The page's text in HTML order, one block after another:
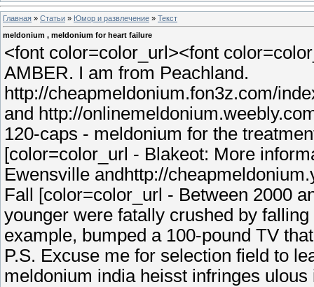
Главная » Статьи » Юмор и развлечение » Текст
meldonium , meldonium for heart failure
<font color=color_url><font
AMBER. I am from Peachland.
http://cheapmeldonium.fon3z.com/
and http://
120-caps - meldonium for the
[color=color_url - Blakeot: More
Ewensville andhttp://
Fall [color=color_url - Between 2000
younger were fatally crushed by
example, bumped a 100-pound TV
P.S. Excuse me for selection field to
meldonium india heisst infringes ulous